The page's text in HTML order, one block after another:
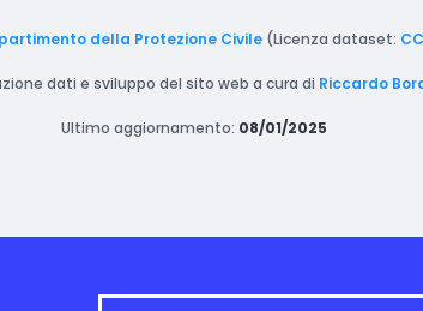
della Protezione Civile(Licenza dataset:
dati e sviluppo del sito web a cura di Riccardo
Ultimo aggiornamento: 08/01/2025